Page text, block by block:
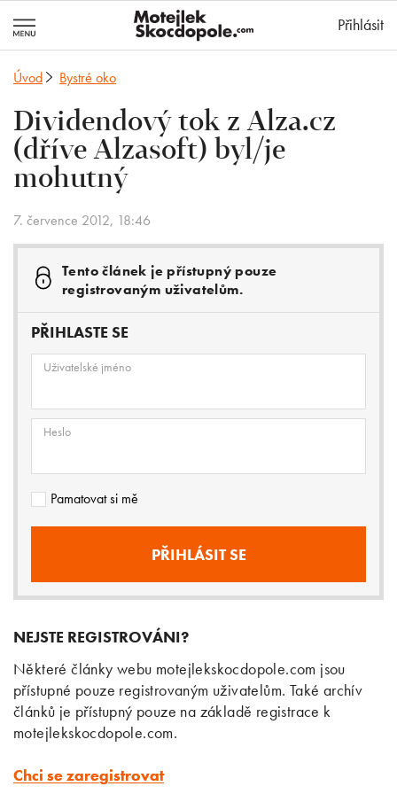
Přihlásit
Úvod Bystré oko
Dividendový tok z Alza.cz
(dříve Alzasoft) byl/je
mohutný
7. července 2012, 18:46
Tento článek je přístupný pouze
registrovaným uživatelům.
PŘIHLASTE SE
Uživatelské jméno
Heslo
Pamatovat si mě
NEJSTE REGISTROVÁNI?
Některé články webu motejlekskocdopole.com jsou
přístupné pouze registrovaným uživatelům. Také archív
článků je přístupný pouze na základě registrace k
motejlekskocdopole.com.
Chci se zaregistrovat